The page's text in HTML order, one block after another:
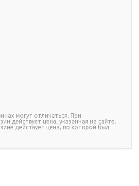
могут отличаться. При
действует цена, указанная на сайте.
действует цена, по которой был